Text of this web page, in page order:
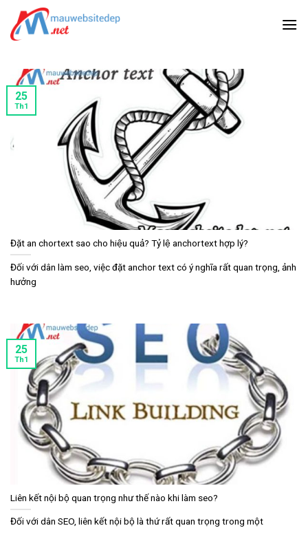
Skip
content
Đặt an chortext sao cho hiệu quả? Tỷ lệ anchortext hợp lý?
Đối với dân làm seo, việc đặt anchor text có ý nghĩa rất quan trọng, ảnh
hưởng
25
Th1
Liên kết nội bộ quan trọng như thế nào khi làm seo?
Đối với dân SEO, liên kết nội bộ là thứ rất quan trọng trong một
25
Th1